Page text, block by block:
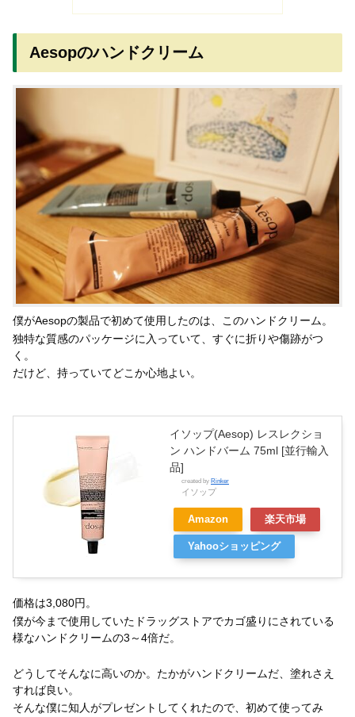
Aesopのハンドクリーム
僕がAesopの製品で初めて使用したのは、このハンドクリーム。
独特な質感のパッケージに入っていて、すぐに折りや傷跡がつ
く。
だけど、持っていてどこか心地よい。
イソップ(Aesop) レスレクショ
ン ハンドバーム 75ml [並行輸入
品]
created by Rinker
イソップ
Amazon 楽天市場
Yahooショッピング
価格は3,080円。
僕が今まで使用していたドラッグストアでカゴ盛りにされている
様なハンドクリームの3～4倍だ。
どうしてそんなに高いのか。たかがハンドクリームだ、塗れさえ
すれば良い。
そんな僕に知人がプレゼントしてくれたので、初めて使ってみ